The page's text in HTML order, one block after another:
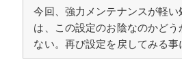
今回、強力メンテナンスが軽
は、この設定のお陰なのかどう
ない。再び設定を戻してみる事